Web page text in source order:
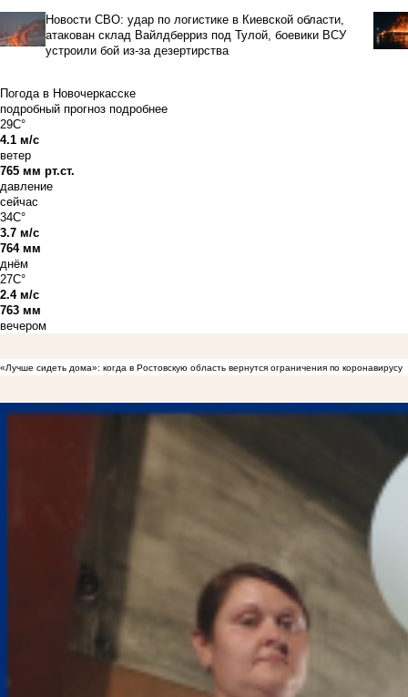
Новости СВО: удар по логистике в Киевской области,
атакован склад Вайлдберриз под Тулой, боевики ВСУ
устроили бой из-за дезертирства
Погода в Новочеркасске
подробный прогноз подробнее
29C°
4.1 м/с
ветер
765 мм рт.ст.
давление
сейчас
34C°
3.7 м/с
764 мм
днём
27C°
2.4 м/с
763 мм
вечером
«Лучше сидеть дома»: когда в Ростовскую область вернутся ограничения по коронавирусу